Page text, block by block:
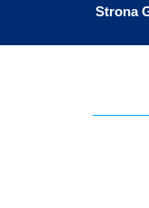
Strona